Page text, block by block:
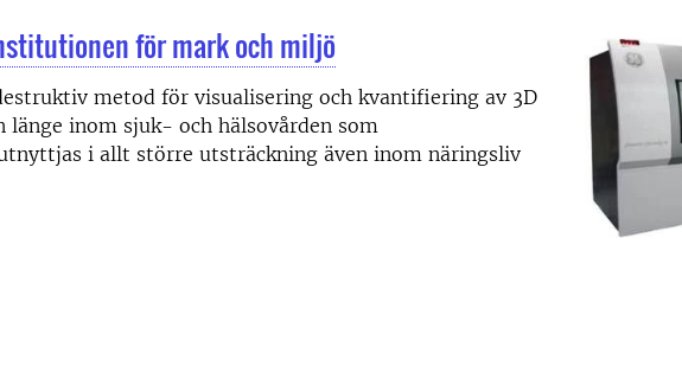
för mark och miljö
metod för visualisering och kvantifiering av 3D
länge inom sjuk- och hälsovården som
i allt större utsträckning även inom näringsliv